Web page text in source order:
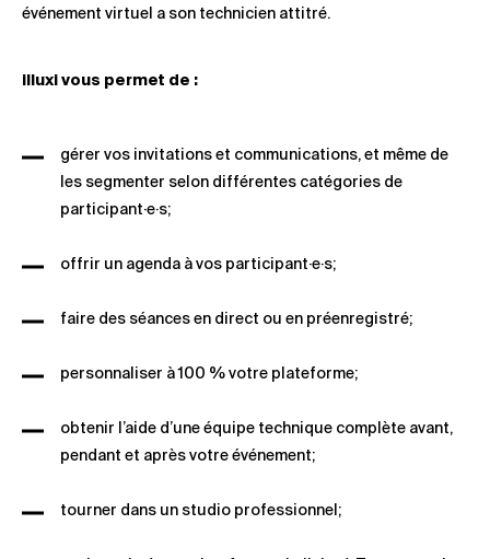
événement virtuel a son technicien attitré.
illuxi vous permet de :
gérer vos invitations et communications, et même de
les segmenter selon différentes catégories de
participant·e·s;
offrir un agenda à vos participant·e·s;
faire des séances en direct ou en préenregistré;
personnaliser à 100 % votre plateforme;
obtenir l’aide d’une équipe technique complète avant,
pendant et après votre événement;
tourner dans un studio professionnel;